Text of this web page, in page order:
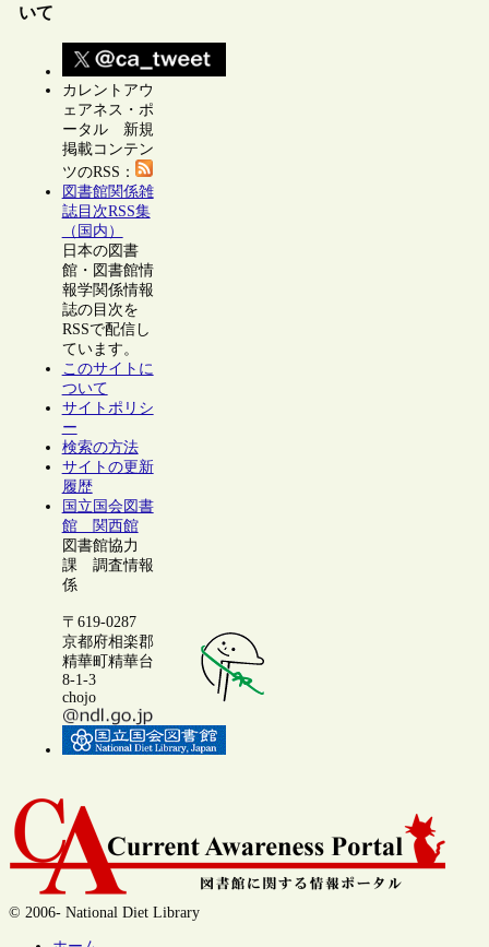
いて
カレントアウ
ェアネス・ポ
ータル 新規
掲載コンテン
ツのRSS：
図書館関係雑
誌目次RSS集
（国内）
日本の図書
館・図書館情
報学関係情報
誌の目次を
RSSで配信し
ています。
このサイトに
ついて
サイトポリシ
ー
検索の方法
サイトの更新
履歴
国立国会図書
館 関西館
図書館協力
課 調査情報
係
〒619-0287
京都府相楽郡
精華町精華台
8-1-3
chojo
© 2006- National Diet Library